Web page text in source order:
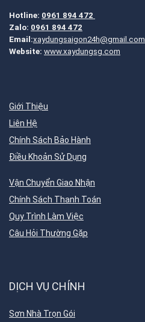
Hotline: 0961 894 472
Zalo: 0961 894 472
Email:xaydungsaigon24h@gmail.com
Website: www.xaydungsg.com
Giới Thiệu
Liên Hệ
Chính Sách Bảo Hành
Điều Khoản Sử Dụng
Vận Chuyển Giao Nhận
Chính Sách Thanh Toán
Quy Trình Làm Việc
Câu Hỏi Thường Gặp
DỊCH VỤ CHÍNH
Sơn Nhà Trọn Gói